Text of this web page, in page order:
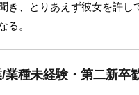
き、とりあえず彼女を許
る。
業種未経験・第二新